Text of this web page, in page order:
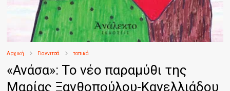
Αρχική Γιαννιτσά τοπικά
«Ανάσα»: Το νέο παραμύθι της
Μαρίας Ξανθοπούλου-Κανελλιάδου